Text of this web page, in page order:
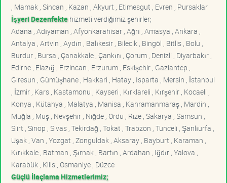
, Mamak , Sincan , Kazan , Akyurt , Etimesgut , Evren , Pursaklar
İşyeri Dezenfektehizmeti verdiğimiz şehirler;
Adana , Adıyaman , Afyonkarahisar , Ağrı , Amasya , Ankara ,
Antalya , Artvin , Aydın , Balıkesir , Bilecik , Bingöl , Bitlis , Bolu ,
Burdur , Bursa , Çanakkale , Çankırı , Çorum , Denizli , Diyarbakır ,
Edirne , Elazığ , Erzincan , Erzurum , Eskişehir , Gaziantep ,
Giresun , Gümüşhane , Hakkari , Hatay , Isparta , Mersin , İstanbul
, İzmir , Kars , Kastamonu , Kayseri , Kırklareli , Kırşehir , Kocaeli ,
Konya , Kütahya , Malatya , Manisa , Kahramanmaraş , Mardin ,
Muğla , Muş , Nevşehir , Niğde , Ordu , Rize , Sakarya , Samsun ,
Siirt , Sinop , Sivas , Tekirdağ , Tokat , Trabzon , Tunceli , Şanlıurfa ,
Uşak , Van , Yozgat , Zonguldak , Aksaray , Bayburt , Karaman ,
Kırıkkale , Batman , Şırnak , Bartın , Ardahan , Iğdır , Yalova ,
Karabük , Kilis , Osmaniye , Düzce
Güçlü İlaçlama Hizmetlerimiz;